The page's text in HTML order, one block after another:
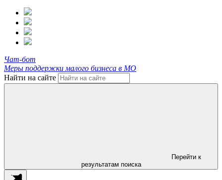
Чат-бот
Меры поддержки малого бизнеса в МО
Найти на сайте
Перейти к
результатам поиска